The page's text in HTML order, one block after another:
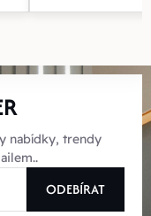
nabídky, trendy
ODEBÍRAT